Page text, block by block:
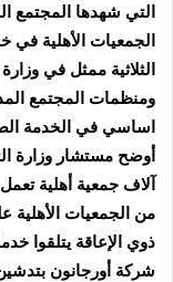
التي شهدها المجتمع
الجمعيات الأهلية في
الثلاثية ممثل في
ومنظمات المجتمع
اساسي في الخدمة
ذوي الإعاقة يتلقوا
شركة أورجانون